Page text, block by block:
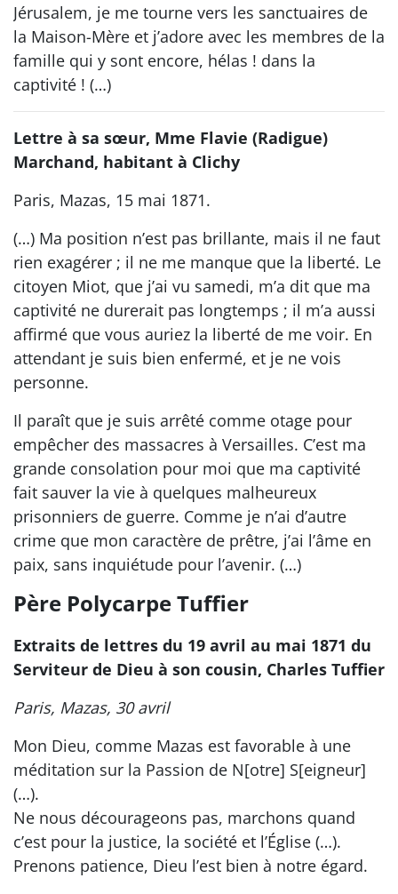
Jérusalem, je me tourne vers les sanctuaires de
la Maison-Mère et j’adore avec les membres de la
famille qui y sont encore, hélas ! dans la
captivité ! (…)
Lettre à sa sœur, Mme Flavie (Radigue)
Marchand, habitant à Clichy
Paris, Mazas, 15 mai 1871.
(…) Ma position n’est pas brillante, mais il ne faut
rien exagérer ; il ne me manque que la liberté. Le
citoyen Miot, que j’ai vu samedi, m’a dit que ma
captivité ne durerait pas longtemps ; il m’a aussi
affirmé que vous auriez la liberté de me voir. En
attendant je suis bien enfermé, et je ne vois
personne.
Il paraît que je suis arrêté comme otage pour
empêcher des massacres à Versailles. C’est ma
grande consolation pour moi que ma captivité
fait sauver la vie à quelques malheureux
prisonniers de guerre. Comme je n’ai d’autre
crime que mon caractère de prêtre, j’ai l’âme en
paix, sans inquiétude pour l’avenir. (…)
Père Polycarpe Tuffier
Extraits de lettres du 19 avril au mai 1871 du
Serviteur de Dieu à son cousin, Charles Tuffier
Paris, Mazas, 30 avril
Mon Dieu, comme Mazas est favorable à une
méditation sur la Passion de N[otre] S[eigneur]
(…).
Ne nous décourageons pas, marchons quand
c’est pour la justice, la société et l’Église (…).
Prenons patience, Dieu l’est bien à notre égard.